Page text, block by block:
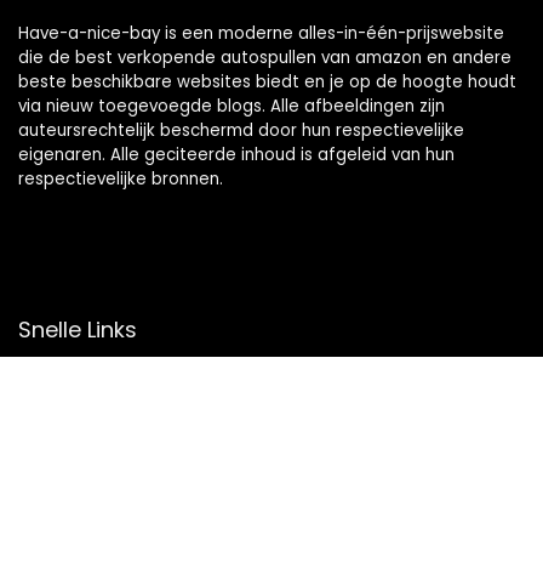
Have-a-nice-bay is een moderne alles-in-één-prijswebsite
die de best verkopende autospullen van amazon en andere
beste beschikbare websites biedt en je op de hoogte houdt
via nieuw toegevoegde blogs. Alle afbeeldingen zijn
auteursrechtelijk beschermd door hun respectievelijke
eigenaren. Alle geciteerde inhoud is afgeleid van hun
respectievelijke bronnen.
Snelle Links